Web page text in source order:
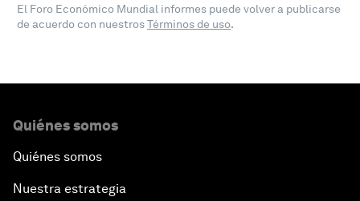
El Foro Económico Mundial informes puede volver a publicarse
de acuerdo con nuestrosTérminos de uso.
Quiénes somos
Quiénes somos
Nuestra estrategia